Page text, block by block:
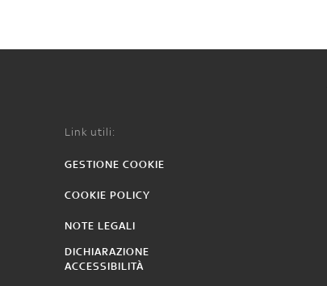
Link utili:
GESTIONE COOKIE
COOKIE POLICY
NOTE LEGALI
DICHIARAZIONE
ACCESSIBILITÀ